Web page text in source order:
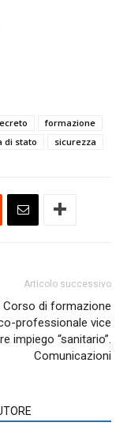
formazione
di stato sicurezza
Articolo successivo
Corso di formazione
professionale vice
impiego “sanitario”.
Comunicazioni